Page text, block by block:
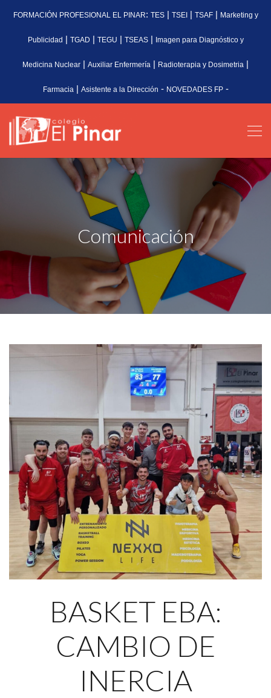
FORMACIÓN PROFESIONAL EL PINAR: TES| TSEI| TSAF| Marketing y
Publicidad | TGAD | TEGU | TSEAS| Imagen para Diagnóstico y
Medicina Nuclear | Auxiliar Enfermería | Radioterapia y Dosimetria |
Farmacia | Asistente a la Dirección - NOVEDADES FP-
Comunicación
BASKET EBA:
CAMBIO DE
INERCIA